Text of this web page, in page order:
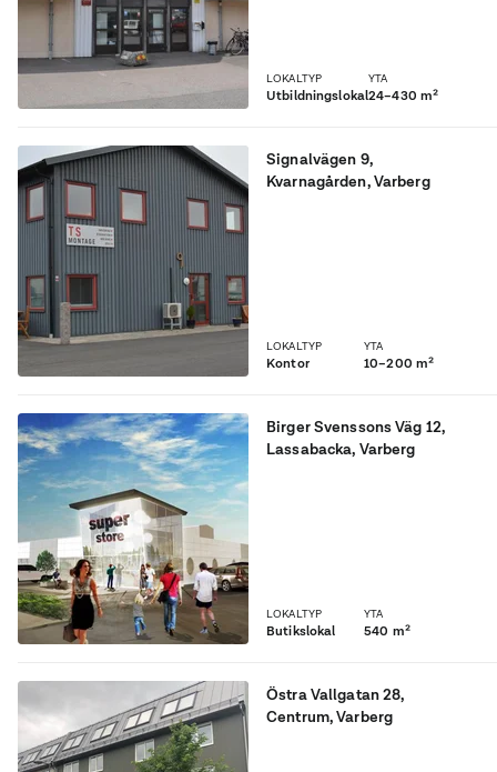
LOKALTYP
Utbildningslokal
YTA
24–430 m²
Signalvägen 9,
Kvarnagården, Varberg
LOKALTYP
Kontor
YTA
10–200 m²
Birger Svenssons Väg 12,
Lassabacka, Varberg
LOKALTYP
Butikslokal
YTA
540 m²
Östra Vallgatan 28,
Centrum, Varberg